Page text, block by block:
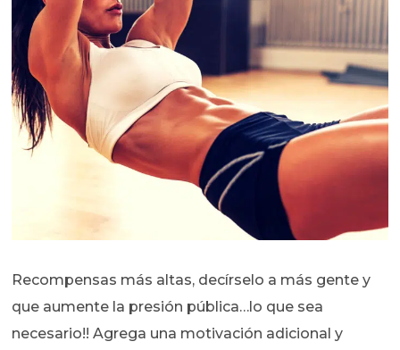
Recompensas más altas, decírselo a más gente y
que aumente la presión pública…lo que sea
necesario!! Agrega una motivación adicional y